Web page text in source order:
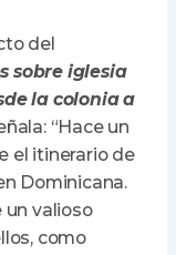
del
sobre iglesia
la colonia a
“Hace un
el itinerario de
Dominicana.
un valioso
como